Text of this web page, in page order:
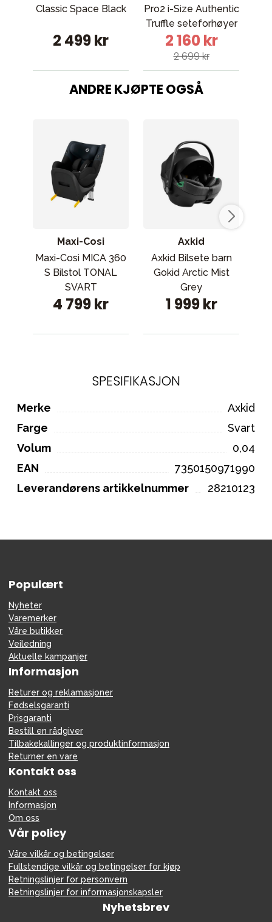
Classic Space Black
2 499 kr
Pro2 i-Size Authentic
Truffle seteforhøyer
2 160 kr
2 699 kr
ANDRE KJØPTE OGSÅ
Maxi-Cosi
Maxi-Cosi MICA 360
S Bilstol TONAL
SVART
4 799 kr
Axkid
Axkid Bilsete barn
Gokid Arctic Mist
Grey
1 999 kr
SPESIFIKASJON
Merke
Axkid
Farge
Svart
Volum
0,04
EAN
7350150971990
Leverandørens artikkelnummer
28210123
Populært
Nyheter
Varemerker
Våre butikker
Veiledning
Aktuelle kampanjer
Informasjon
Returer og reklamasjoner
Fødselsgaranti
Prisgaranti
Bestill en rådgiver
Tilbakekallinger og produktinformasjon
Returner en vare
Kontakt oss
Kontakt oss
Informasjon
Om oss
Vår policy
Våre vilkår og betingelser
Fullstendige vilkår og betingelser for kjøp
Retningslinjer for personvern
Retningslinjer for informasjonskapsler
Nyhetsbrev